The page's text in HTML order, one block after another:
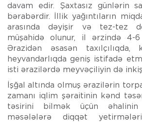
davam edir. Şaxtasız günlərin
bərabərdir. İllik yağıntıların
arasında dəyişir və tez-tez
müşahidə olunur, il ərzində 4-
Ərazidən əsasən taxılçılıqda,
heyvandarlıqda geniş istifadə
isti ərazilərdə meyvəçiliyin də
İşğal altında olmuş ərazilərin
zamanı iqlim şəraitinin kənd
təsirini bilmək üçün əhalinin
məsələlərə diqqət